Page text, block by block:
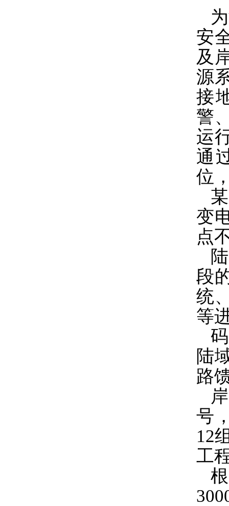
安
及
源
接
警
运
通
位
变
点
段
统
等
陆
路
号
12
工